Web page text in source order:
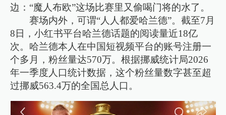
边：“魔人布欧”这场比赛里又偷喝门将的水了。
赛场内外，可谓“人人都爱哈兰德”。截至7月
8日，小红书平台哈兰德话题的阅读量近18亿
次。哈兰德本人在中国短视频平台的账号注册一
个多月，粉丝量达570万。根据挪威统计局2026
年一季度人口统计数据，这个粉丝量数字甚至超
过挪威563.4万的全国总人口。